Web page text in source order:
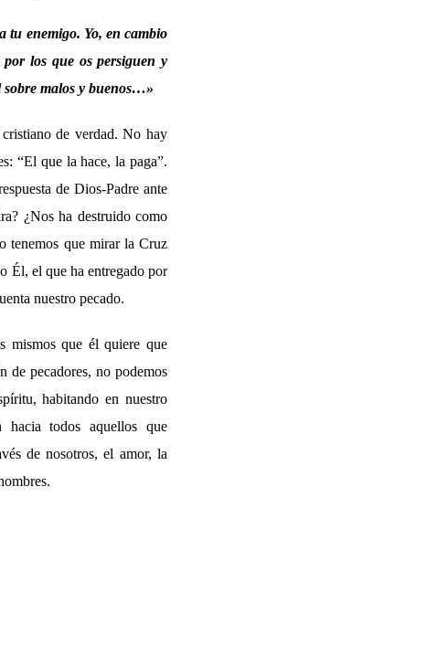
tu enemigo. Yo, en cambio
los que os persiguen y
sobre malos y buenos…»
de verdad. No hay
“El que la hace, la paga”.
de Dios-Padre ante
¿Nos ha destruido como
tenemos que mirar la Cruz
Él, el que ha entregado por
nuestro pecado.
mismos que él quiere que
de pecadores, no podemos
habitando en nuestro
todos aquellos que
de nosotros, el amor, la